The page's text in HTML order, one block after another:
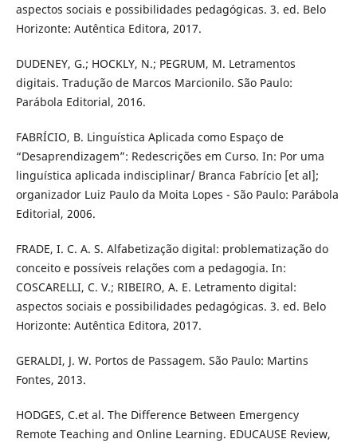
aspectos sociais e possibilidades pedagógicas. 3. ed. Belo
Horizonte: Autêntica Editora, 2017.
DUDENEY, G.; HOCKLY, N.; PEGRUM, M. Letramentos
digitais. Tradução de Marcos Marcionilo. São Paulo:
Parábola Editorial, 2016.
FABRÍCIO, B. Linguística Aplicada como Espaço de
“Desaprendizagem”: Redescrições em Curso. In: Por uma
linguística aplicada indisciplinar/ Branca Fabrício [et al];
organizador Luiz Paulo da Moita Lopes - São Paulo: Parábola
Editorial, 2006.
FRADE, I. C. A. S. Alfabetização digital: problematização do
conceito e possíveis relações com a pedagogia. In:
COSCARELLI, C. V.; RIBEIRO, A. E. Letramento digital:
aspectos sociais e possibilidades pedagógicas. 3. ed. Belo
Horizonte: Autêntica Editora, 2017.
GERALDI, J. W. Portos de Passagem. São Paulo: Martins
Fontes, 2013.
HODGES, C.et al. The Difference Between Emergency
Remote Teaching and Online Learning. EDUCAUSE Review,